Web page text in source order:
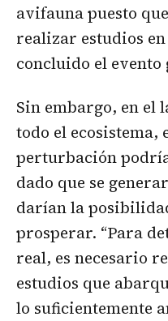
avifauna puesto
realizar estudios
concluido el evento
Sin embargo, en el
todo el ecosistema,
perturbación
dado que se
darían la
prosperar. “Para
real, es necesario
estudios que
lo suficientemente